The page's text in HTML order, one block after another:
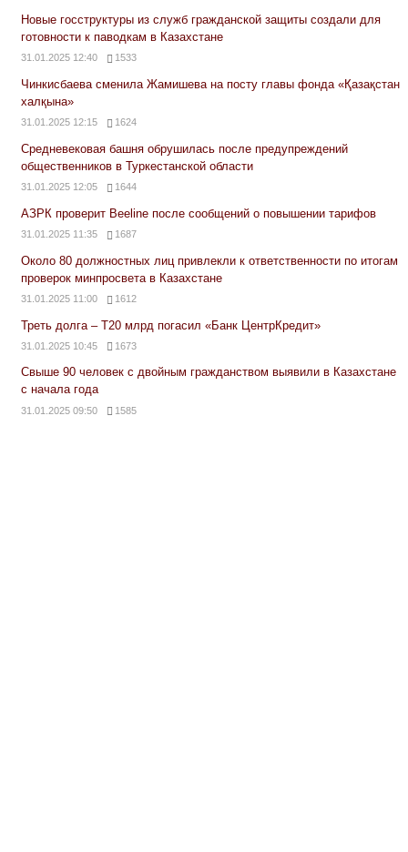
Новые госструктуры из служб гражданской защиты создали для
готовности к паводкам в Казахстане
31.01.2025 12:40 1533
Чинкисбаева сменила Жамишева на посту главы фонда «Қазақстан
халқына»
31.01.2025 12:15 1624
Средневековая башня обрушилась после предупреждений
общественников в Туркестанской области
31.01.2025 12:05 1644
АЗРК проверит Beeline после сообщений о повышении тарифов
31.01.2025 11:35 1687
Около 80 должностных лиц привлекли к ответственности по итогам
проверок минпросвета в Казахстане
31.01.2025 11:00 1612
Треть долга – Т20 млрд погасил «Банк ЦентрКредит»
31.01.2025 10:45 1673
Свыше 90 человек с двойным гражданством выявили в Казахстане
с начала года
31.01.2025 09:50 1585